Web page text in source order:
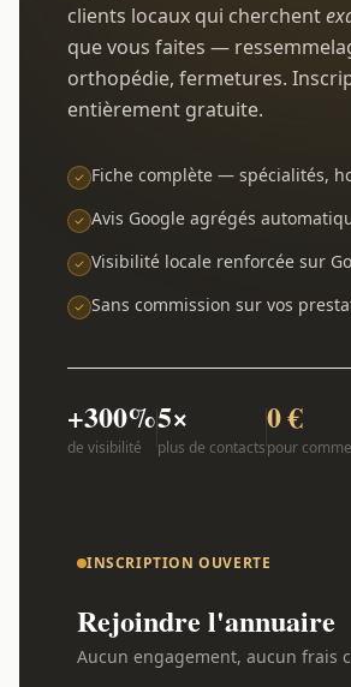
clients locaux qui cherchent
que vous faites —
orthopédie, fermetures.
entièrement gratuite.
Fiche complète — spécialités,
Avis Google agrégés
Visibilité locale renforcée sur
Sans commission sur vos
+300%
de visibilité
5×
plus de contacts
0 €
pour
INSCRIPTION OUVERTE
Rejoindre l'annuaire
Aucun engagement, aucun frais